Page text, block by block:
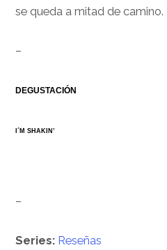
se queda a mitad de camino.
–
DEGUSTACIÓN
I´M SHAKIN’
–
Series: Reseñas